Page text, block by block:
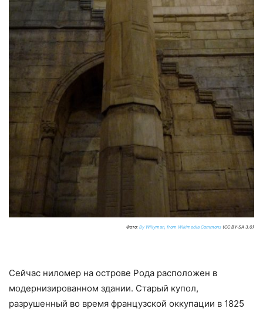
Фото: By Willyman, from Wikimedia Commons (CC BY-SA 3.0)
Сейчас ниломер на острове Рода расположен в
модернизированном здании. Старый купол,
разрушенный во время французской оккупации в 1825